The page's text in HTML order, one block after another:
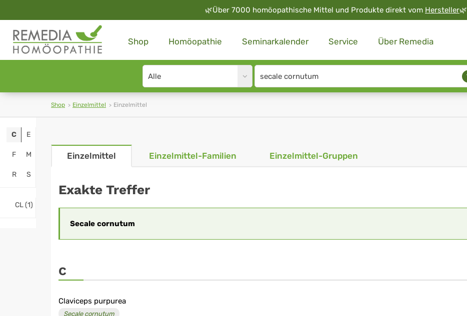
🌿Über 7000 homöopathische Mittel und Produkte direkt vom Hersteller🌿
Shop Homöopathie Seminarkalender Service Über Remedia
Search
type
Site
search
Shop Einzelmittel Einzelmittel
C E
F M
R S
CL (1)
Einzelmittel Einzelmittel-Familien Einzelmittel-Gruppen
Exakte Treffer
Secale cornutum
C
Claviceps purpurea
Secale cornutum